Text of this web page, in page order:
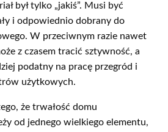
był tylko „jakiś”. Musi być
i odpowiednio dobrany do
W przeciwnym razie nawet
z czasem tracić sztywność, a
podatny na pracę przegród i
użytkowych.
że trwałość domu
od jednego wielkiego elementu,